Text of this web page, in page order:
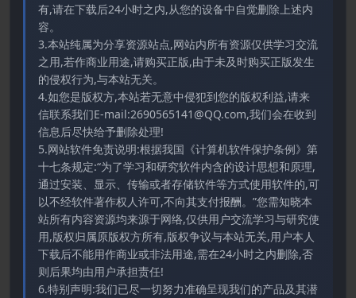
有,请在下载后24小时之内,从您的设备中自觉删除上述内
容。
3.本站纯属为分享资源站点,网站内所有资源仅供学习交流
之用,若作商业用途,请购买正版,由于未及时购买正版发生
的侵权行为,与本站无关。
4.如您是版权方,本站若无意中侵犯到您的版权利益,请来
信联系我们E-mail:2690565141@QQ.com,我们会在收到
信息后尽快给予删除处理!
5.网站软件免责说明:根据我国《计算机软件保护条例》第
十七条规定:“为了学习和研究软件内含的设计思想和原理,
通过安装、显示、传输或者存储软件等方式使用软件的,可
以不经软件著作权人许可,不向其支付报酬。”您需知晓本
站所有内容资源均来源于网络,仅供用户交流学习与研究使
用,版权归属原版权方所有,版权争议与本站无关,用户本人
下载后不能用作商业或非法用途,需在24小时之内删除,否
则后果均由用户承担责任!
6.特别声明:我们已尽一切努力准确呈现我们的产品及其潜